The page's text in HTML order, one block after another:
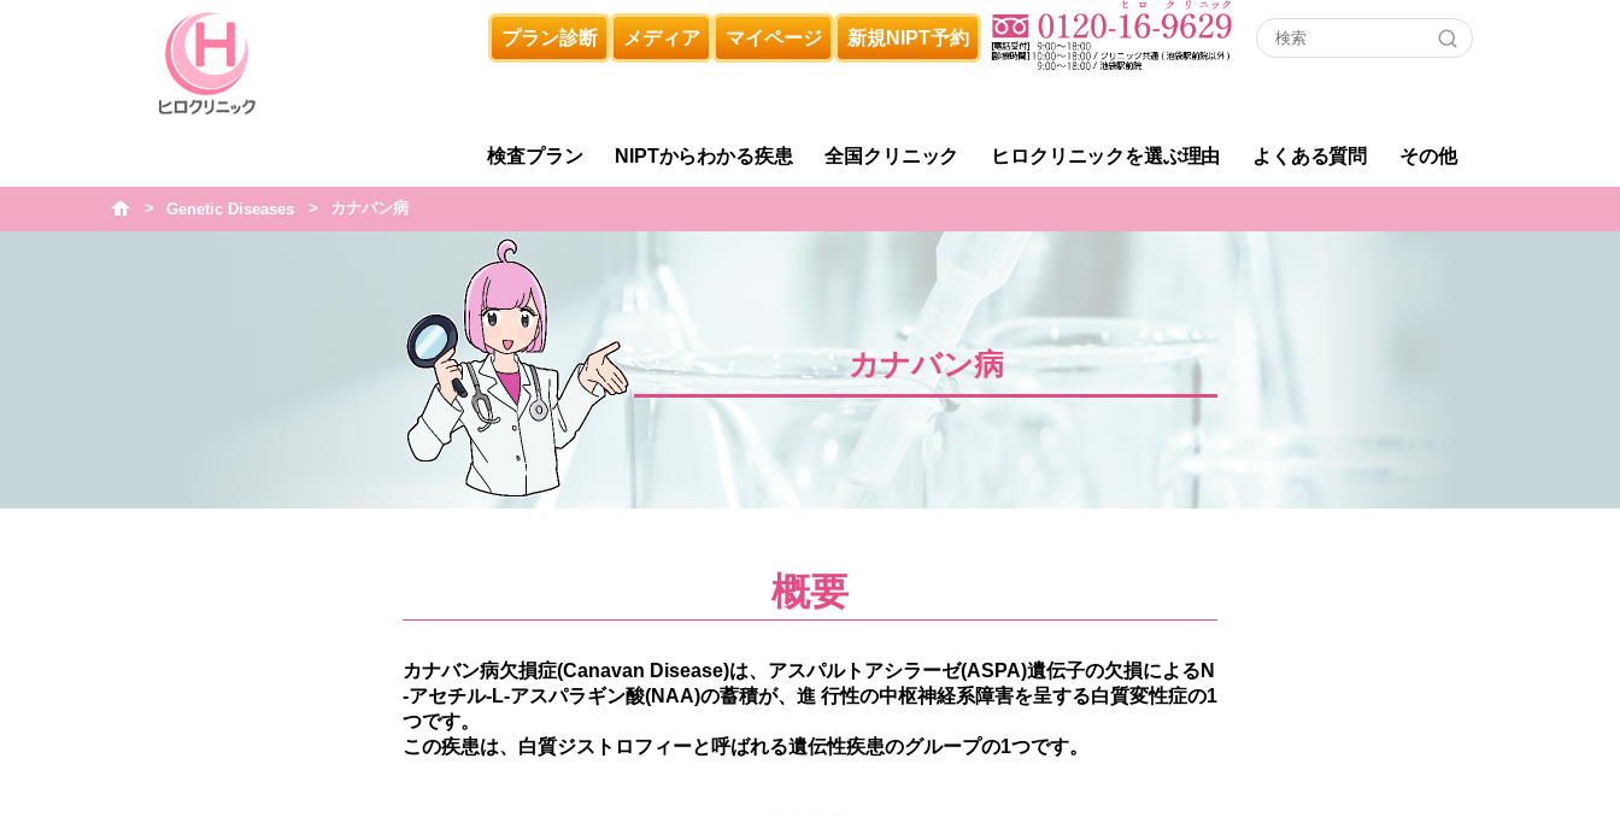
プラン診断 メディア マイページ 新規NIPT予約
検査プラン NIPTからわかる疾患 全国クリニック ヒロクリニックを選ぶ理由 よくある質問 その他
h
Genetic Diseases カナバン病
カナバン病
概要
カナバン病欠損症(Canavan Disease)は、アスパルトアシラーゼ(ASPA)遺伝子の欠損によるN
-アセチル-L-アスパラギン酸(NAA)の蓄積が、進 行性の中枢神経系障害を呈する白質変性症の1
つです。
この疾患は、白質ジストロフィーと呼ばれる遺伝性疾患のグループの1つです。